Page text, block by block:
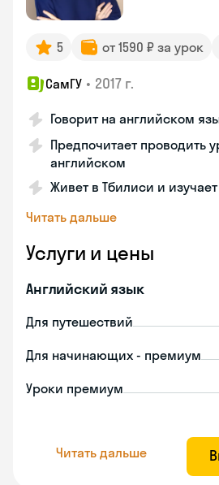
5 от 1590 ₽ за урок
СамГУ • 2017 г.
Говорит на английском
Предпочитает проводить
английском
Живет в Тбилиси и
Читать дальше
Услуги и цены
Английский язык
Для путешествий
Для начинающих - премиум
Уроки премиум
Читать дальше